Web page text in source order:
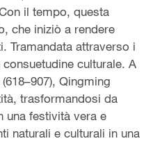
il tempo, questa
che iniziò a rendere
Tramandata attraverso i
culturale. A
Qingming
trasformandosi da
una festività vera e
naturali e culturali in una